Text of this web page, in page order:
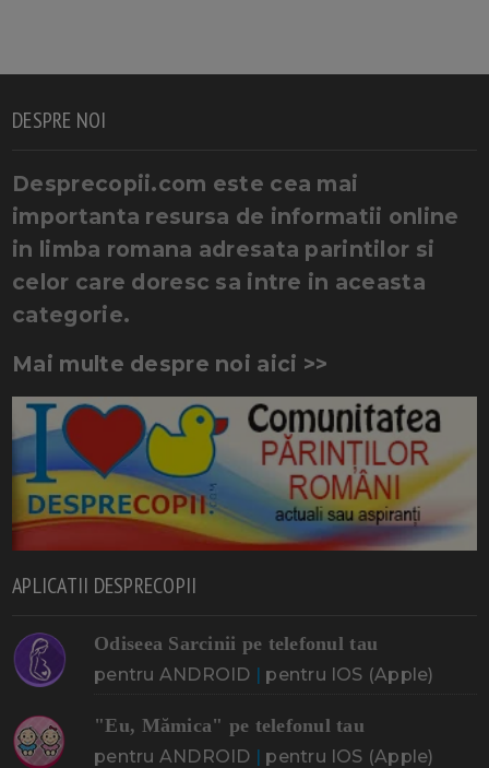
DESPRE NOI
Desprecopii.com este cea mai
importanta resursa de informatii online
in limba romana adresata parintilor si
celor care doresc sa intre in aceasta
categorie.
Mai multe despre noi aici >>
APLICATII DESPRECOPII
Odiseea Sarcinii pe telefonul tau
pentru ANDROID | pentru IOS (Apple)
"Eu, Mămica" pe telefonul tau
pentru ANDROID | pentru IOS (Apple)